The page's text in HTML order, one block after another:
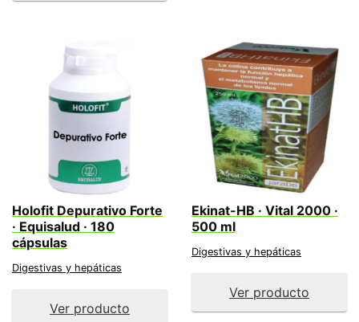
Holofit Depurativo Forte
· Equisalud · 180
cápsulas
Digestivas y hepáticas
Ver producto
Ekinat-HB · Vital 2000 ·
500 ml
Digestivas y hepáticas
Ver producto